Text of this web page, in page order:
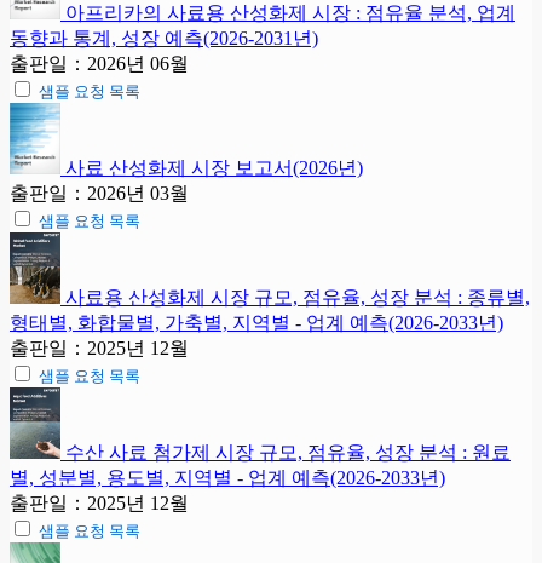
아프리카의 사료용 산성화제 시장 : 점유율 분석, 업계
동향과 통계, 성장 예측(2026-2031년)
출판일：2026년 06월
샘플 요청 목록
사료 산성화제 시장 보고서(2026년)
출판일：2026년 03월
샘플 요청 목록
사료용 산성화제 시장 규모, 점유율, 성장 분석 : 종류별,
형태별, 화합물별, 가축별, 지역별 - 업계 예측(2026-2033년)
출판일：2025년 12월
샘플 요청 목록
수산 사료 첨가제 시장 규모, 점유율, 성장 분석 : 원료
별, 성분별, 용도별, 지역별 - 업계 예측(2026-2033년)
출판일：2025년 12월
샘플 요청 목록